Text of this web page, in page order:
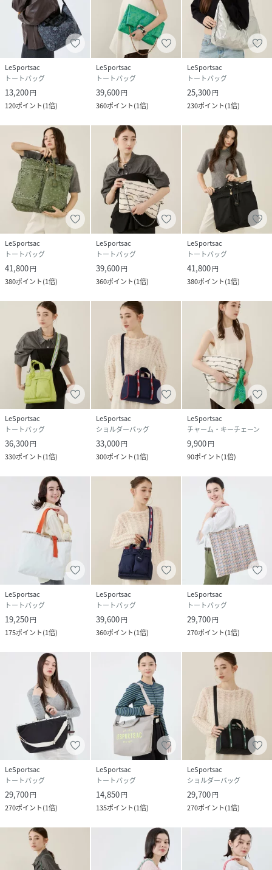
量 軽い 】
性別タイプ ユニセックス
素材 ポリエステル
サイズ フリー
品番
RS4756_2094LE11
2094LE11-OR-F RS4756
LeSportsac
トートバッグ
13,200円
120ポイント(1倍)
LeSportsac
トートバッグ
39,600円
360ポイント(1倍)
LeSportsac
トートバッグ
25,300円
230ポイント(1倍)
LeSportsac
トートバッグ
41,800円
380ポイント(1倍)
LeSportsac
トートバッグ
39,600円
360ポイント(1倍)
LeSportsac
トートバッグ
41,800円
380ポイント(1倍)
LeSportsac
トートバッグ
36,300円
330ポイント(1倍)
LeSportsac
ショルダーバッグ
33,000円
300ポイント(1倍)
LeSportsac
チャーム・キーチェーン
9,900円
90ポイント(1倍)
LeSportsac
トートバッグ
19,250円
175ポイント(1倍)
LeSportsac
トートバッグ
39,600円
360ポイント(1倍)
LeSportsac
トートバッグ
29,700円
270ポイント(1倍)
LeSportsac
トートバッグ
29,700円
270ポイント(1倍)
LeSportsac
トートバッグ
14,850円
135ポイント(1倍)
LeSportsac
ショルダーバッグ
29,700円
270ポイント(1倍)